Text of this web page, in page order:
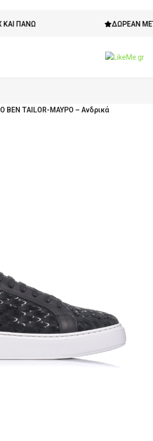
ΔΩΡΕΆΝ
BEN TAILOR-ΜΑΥΡΟ – Ανδρικά